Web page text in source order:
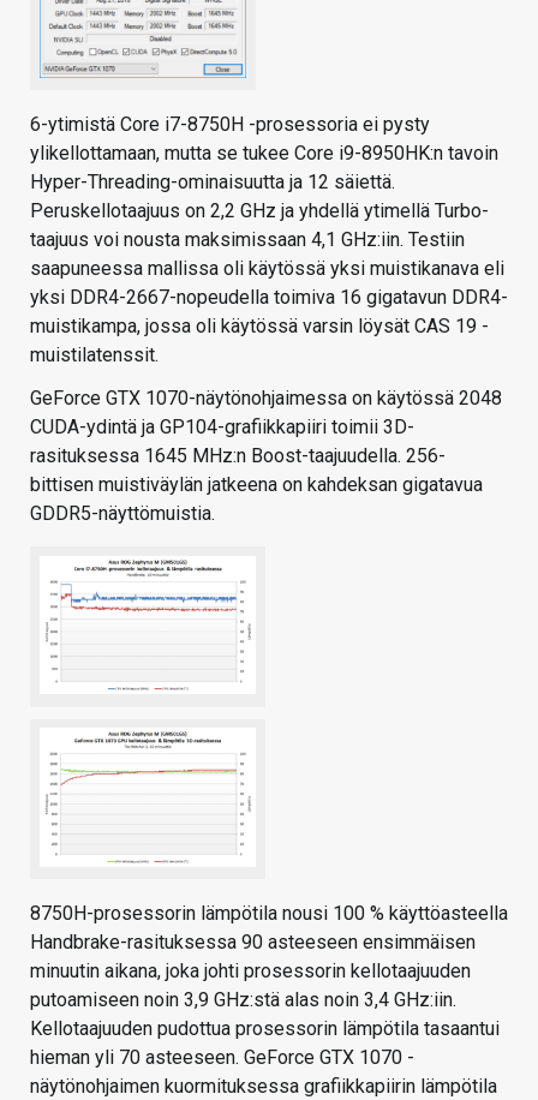
6-ytimistä Core i7-8750H -prosessoria ei pysty
ylikellottamaan, mutta se tukee Core i9-8950HK:n tavoin
Hyper-Threading-ominaisuutta ja 12 säiettä.
Peruskellotaajuus on 2,2 GHz ja yhdellä ytimellä Turbo-
taajuus voi nousta maksimissaan 4,1 GHz:iin. Testiin
saapuneessa mallissa oli käytössä yksi muistikanava eli
yksi DDR4-2667-nopeudella toimiva 16 gigatavun DDR4-
muistikampa, jossa oli käytössä varsin löysät CAS 19 -
muistilatenssit.
GeForce GTX 1070-näytönohjaimessa on käytössä 2048
CUDA-ydintä ja GP104-grafiikkapiiri toimii 3D-
rasituksessa 1645 MHz:n Boost-taajuudella. 256-
bittisen muistiväylän jatkeena on kahdeksan gigatavua
GDDR5-näyttömuistia.
8750H-prosessorin lämpötila nousi 100 % käyttöasteella
Handbrake-rasituksessa 90 asteeseen ensimmäisen
minuutin aikana, joka johti prosessorin kellotaajuuden
putoamiseen noin 3,9 GHz:stä alas noin 3,4 GHz:iin.
Kellotaajuuden pudottua prosessorin lämpötila tasaantui
hieman yli 70 asteeseen. GeForce GTX 1070 -
näytönohjaimen kuormituksessa grafiikkapiirin lämpötila